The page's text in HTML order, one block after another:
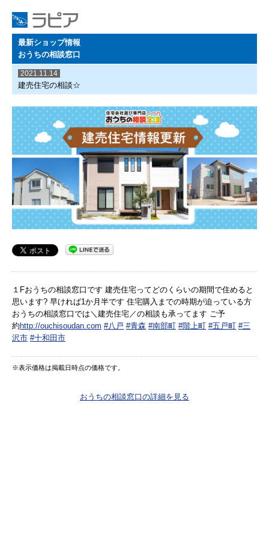
最新ショップ情報
おうちの相談窓口
2021.11.14
建売住宅の相談☆
１Fおうちの相談窓口です 建売住宅ってどのくらいの期間で住めると
思います? 早ければ1か月半です 住宅購入までの時期が迫っている方
おうちの相談窓口では＼建売住宅／の相談も承ってます ご予
約 http://ouchisoudan.com #八戸 #青森 #南部町 #階上町 #五戸町 #三
沢市 #十和田市
※表示価格は掲載日時点の価格です。
おうちの相談窓口の詳細を見る